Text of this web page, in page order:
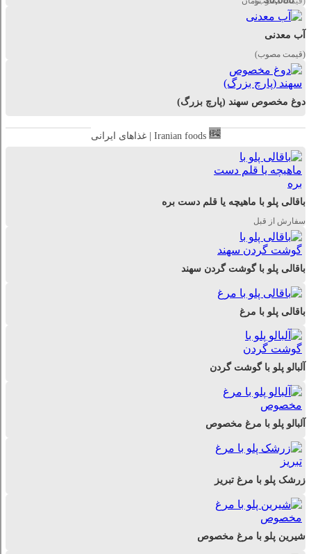
آب معدنی
(قیمت مصوب)
دوغ مخصوص سهند (پارچ بزرگ)
غذاهای ایرانی | Iranian foods
باقالی پلو با ماهیچه یا قلم دست بره
سفارش از قبل
باقالی پلو با گوشت گردن سهند
باقالی پلو با مرغ
آلبالو پلو با گوشت گردن
آلبالو پلو با مرغ مخصوص
زرشک پلو با مرغ تبریز
شیرین پلو با مرغ مخصوص